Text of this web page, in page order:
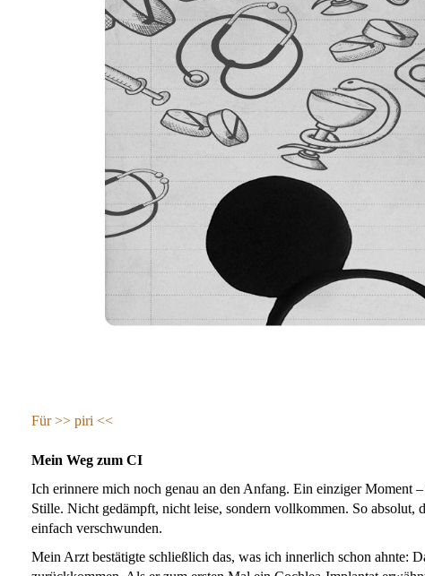
Für >> piri <<
Mein Weg zum CI
Ich erinnere mich noch genau an den Anfang. Ein einziger Moment
Stille. Nicht gedämpft, nicht leise, sondern vollkommen. So absolut,
einfach verschwunden.
Mein Arzt bestätigte schließlich das, was ich innerlich schon ahnte: